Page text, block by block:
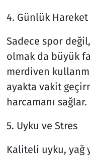
4. Günlük Hareket
Sadece spor
olmak da büyük
merdiven
ayakta vakit
harcamanı sağlar.
5. Uyku ve Stres
Kaliteli uyku, yağ